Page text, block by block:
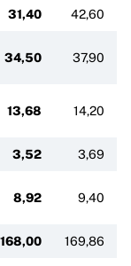
31,40 42,60
34,50 37,90
13,68 14,20
3,52 3,69
8,92 9,40
168,00 169,86